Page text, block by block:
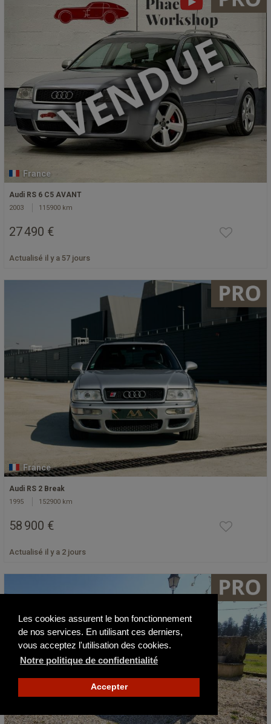
Les cookies assurent le bon fonctionnement
de nos services. En utilisant ces derniers,
vous acceptez l'utilisation des cookies.
Notre politique de confidentialité
Accepter
France
Audi RS 6 C5 AVANT
2003 115900 km
27 490 €
Actualisé il y a 57 jours
France
Audi RS 2 Break
1995 152900 km
58 900 €
Actualisé il y a 2 jours